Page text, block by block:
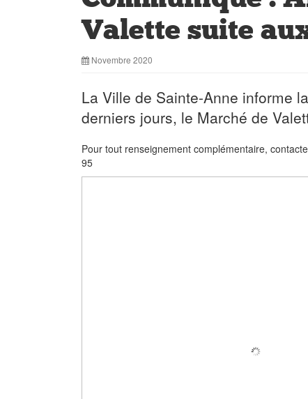
Valette suite
Novembre 2020
La Ville de Sainte-Anne informe
derniers jours, le Marché de
Pour tout renseignement complémentaire,
95